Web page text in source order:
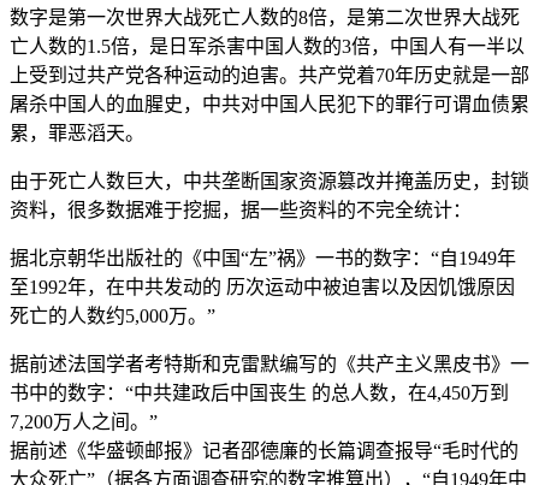
数字是第一次世界大战死亡人数的8倍，是第二次世界大战死
亡人数的1.5倍，是日军杀害中国人数的3倍，中国人有一半以
上受到过共产党各种运动的迫害。共产党着70年历史就是一部
屠杀中国人的血腥史，中共对中国人民犯下的罪行可谓血债累
累，罪恶滔天。
由于死亡人数巨大，中共垄断国家资源篡改并掩盖历史，封锁
资料，很多数据难于挖掘，据一些资料的不完全统计：
据北京朝华出版社的《中国“左”祸》一书的数字：“自1949年
至1992年，在中共发动的 历次运动中被迫害以及因饥饿原因
死亡的人数约5,000万。”
据前述法国学者考特斯和克雷默编写的《共产主义黑皮书》一
书中的数字：“中共建政后中国丧生 的总人数，在4,450万到
7,200万人之间。”
据前述《华盛顿邮报》记者邵德廉的长篇调查报导“毛时代的
大众死亡”（据各方面调查研究的数字推算出），“自1949年中